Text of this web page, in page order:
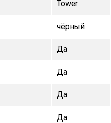
Tower
чёрный
Да
Да
Да
Да